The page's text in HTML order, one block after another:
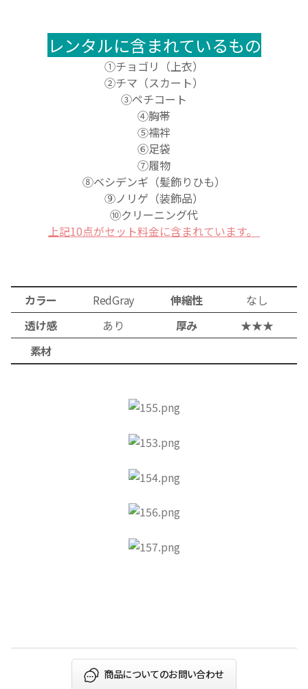
レンタルに含まれているもの
①チョゴリ（上衣）
②チマ（スカート）
③ペチコート
④胸帯
⑤襦袢
⑥足袋
⑦履物
⑧ベシデンギ （髪飾りひも）
⑨ノリゲ（装飾品）
⑩クリーニング代
上記10点がセット料金に含まれています。
カラー RedGray 伸縮性
なし
透け感
あり 厚み
★★★
素材
商品についてのお問い合わせ